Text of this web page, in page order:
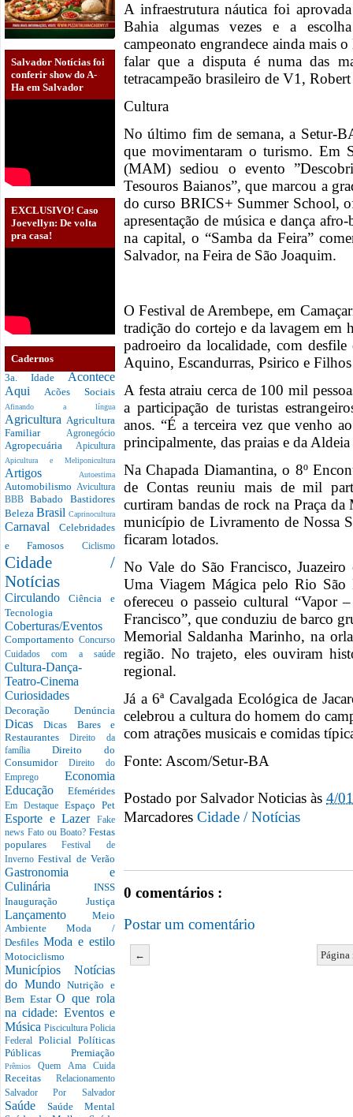
Salvador Notícias foi
conferir show do A-
Ha em Salvador
EXCLUSIVO! Caso
Joevellyn: De volta
pra casa!
Cadernos
3a. Idade Acontece
Aqui Acões Sociais
Afinando a língua
Agricultura Agricultura
Familiar Agronegócio
Agropecuária Apicultura
Apicultura e Meliponicultura
Artigos Autoestima
Automobilismo Avicultura
BBBBabado Bastidores
Beleza Brasil Caprinocultura
Carnaval Celebridades
e Famosos Ciclismo
Cidade /
Notícias
CirculandoCiência e
Tecnologia
Coberturas/Eventos
Comportamento Concurso
Cuidados com a saúde
Cultura-Dança-
Teatro-Cinema
Curiosidades
Decoração Denúncia
DicasDicas Bares e
RestaurantesDireito da
família Direito do
Consumidor Direito do
Emprego Economia
Educação Efemérides
Em Destaque Espaço Pet
Esporte e Lazer
Fake
news Fato ou Boato? Festas
popularesFestival de
InvernoFestival de Verão
Gastronomia e
Culinária INSS
Inauguração Justiça
Lançamento Meio
AmbienteModa /
Desfiles Moda e estilo
Motociclismo
Municípios Notícias
do MundoNutrição e
Bem EstarO que rola
na cidade: Eventos e
Música Piscicultura Policia
Federal Policial Políticas
Públicas Premiação
PrêmiosQuem Ama Cuida
Receitas Relacionamento
Salvador Por Salvador
Saúde Saúde Mental
A infraestrutura náutica foi
Bahia algumas vezes e a
campeonato engrandece ainda mais
falar que a disputa é numa das
tetracampeão brasileiro de V1,
Cultura
No último fim de semana, a Setur-
que movimentaram o turismo. Em
(MAM) sediou o evento
Tesouros Baianos”, que marcou a
do curso BRICS+ Summer School,
apresentação de música e dança
na capital, o “Samba da Feira”
Salvador, na Feira de São Joaquim.
O Festival de Arembepe, em
tradição do cortejo e da lavagem em
padroeiro da localidade, com
Aquino, Escandurras, Psirico e
A festa atraiu cerca de 100 mil
a participação de turistas
anos. “É a terceira vez que venho
principalmente, das praias e da
Na Chapada Diamantina, o 8º
de Contas reuniu mais de mil
curtiram bandas de rock na Praça
município de Livramento de Nossa
ficaram lotados.
No Vale do São Francisco,
Uma Viagem Mágica pelo Rio São
ofereceu o passeio cultural “Vapor
Francisco”, que conduziu de barco
Memorial Saldanha Marinho, na
região. No trajeto, eles ouviram
regional.
Já a 6ª Cavalgada Ecológica de
celebrou a cultura do homem do
com atrações musicais e comidas
Fonte: Ascom/Setur-BA
Postado por Salvador Noticias às 4/
Marcadores Cidade / Notícias
0 comentários :
Postar um comentário
←